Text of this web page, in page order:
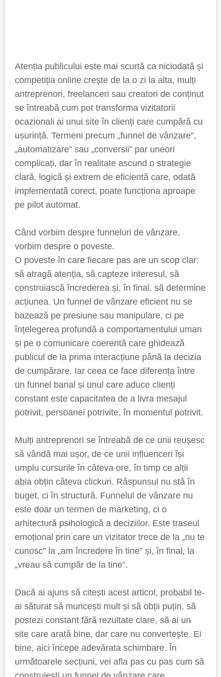
Atenția publicului este mai scurtă ca niciodată și
competiția online crește de la o zi la alta, mulți
antreprenori, freelanceri sau creatori de conținut
se întreabă cum pot transforma vizitatorii
ocazionali ai unui site în clienți care cumpără cu
ușurință. Termeni precum „funnel de vânzare”,
„automatizare” sau „conversii” par uneori
complicați, dar în realitate ascund o strategie
clară, logică și extrem de eficientă care, odată
implementată corect, poate funcționa aproape
pe pilot automat.
Când vorbim despre funneluri de vânzare,
vorbim despre o poveste.
O poveste în care fiecare pas are un scop clar:
să atragă atenția, să capteze interesul, să
construiască încrederea și, în final, să determine
acțiunea. Un funnel de vânzare eficient nu se
bazează pe presiune sau manipulare, ci pe
înțelegerea profundă a comportamentului uman
și pe o comunicare coerentă care ghidează
publicul de la prima interacțiune până la decizia
de cumpărare. Iar ceea ce face diferența între
un funnel banal și unul care aduce clienți
constant este capacitatea de a livra mesajul
potrivit, persoanei potrivite, în momentul potrivit.
Mulți antreprenori se întreabă de ce unii reușesc
să vândă mai ușor, de ce unii influenceri își
umplu cursurile în câteva ore, în timp ce alții
abia obțin câteva clickuri. Răspunsul nu stă în
buget, ci în structură. Funnelul de vânzare nu
este doar un termen de marketing, ci o
arhitectură psihologică a deciziilor. Este traseul
emoțional prin care un vizitator trece de la „nu te
cunosc” la „am încredere în tine” și, în final, la
„vreau să cumpăr de la tine”.
Dacă ai ajuns să citești acest articol, probabil te-
ai săturat să muncești mult și să obții puțin, să
postezi constant fără rezultate clare, să ai un
site care arată bine, dar care nu convertește. Ei
bine, aici începe adevărata schimbare. În
următoarele secțiuni, vei afla pas cu pas cum să